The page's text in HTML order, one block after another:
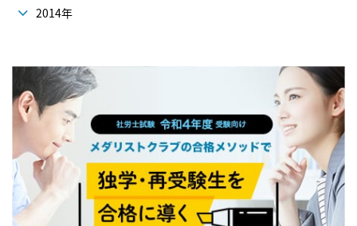
2014年